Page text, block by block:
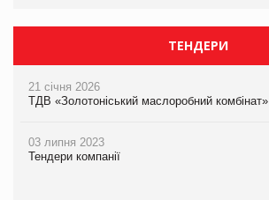
ТЕНДЕРИ
21 січня 2026
ТДВ «Золотоніський маслоробний комбінат»
03 липня 2023
Тендери компанії